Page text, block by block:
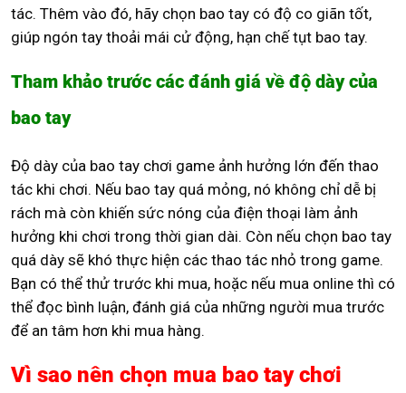
tác. Thêm vào đó, hãy chọn bao tay có độ co giãn tốt,
giúp ngón tay thoải mái cử động, hạn chế tụt bao tay.
Tham khảo trước các đánh giá về độ dày của
bao tay
Độ dày của bao tay chơi game ảnh hưởng lớn đến thao
tác khi chơi. Nếu bao tay quá mỏng, nó không chỉ dễ bị
rách mà còn khiến sức nóng của điện thoại làm ảnh
hưởng khi chơi trong thời gian dài. Còn nếu chọn bao tay
quá dày sẽ khó thực hiện các thao tác nhỏ trong game.
Bạn có thể thử trước khi mua, hoặc nếu mua online thì có
thể đọc bình luận, đánh giá của những người mua trước
để an tâm hơn khi mua hàng.
Vì sao nên chọn mua bao tay chơi